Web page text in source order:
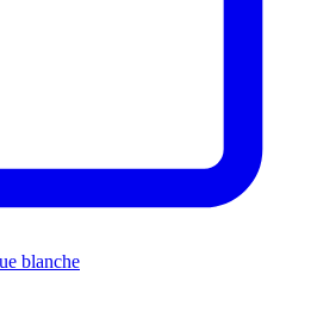
blanche